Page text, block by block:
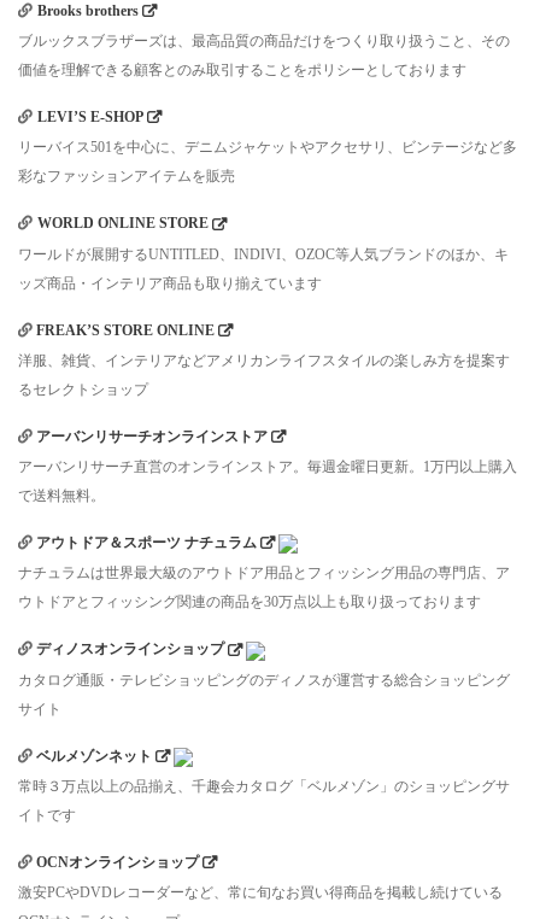
Brooks brothers
ブルックスブラザーズは、最高品質の商品だけをつくり取り扱うこと、その
価値を理解できる顧客とのみ取引することをポリシーとしております
LEVI’S E-SHOP
リーバイス501を中心に、デニムジャケットやアクセサリ、ビンテージなど多
彩なファッションアイテムを販売
WORLD ONLINE STORE
ワールドが展開するUNTITLED、INDIVI、OZOC等人気ブランドのほか、キ
ッズ商品・インテリア商品も取り揃えています
FREAK’S STORE ONLINE
洋服、雑貨、インテリアなどアメリカンライフスタイルの楽しみ方を提案す
るセレクトショップ
アーバンリサーチオンラインストア
アーバンリサーチ直営のオンラインストア。毎週金曜日更新。1万円以上購入
で送料無料。
アウトドア＆スポーツ ナチュラム
ナチュラムは世界最大級のアウトドア用品とフィッシング用品の専門店、ア
ウトドアとフィッシング関連の商品を30万点以上も取り扱っております
ディノスオンラインショップ
カタログ通販・テレビショッピングのディノスが運営する総合ショッピング
サイト
ベルメゾンネット
常時３万点以上の品揃え、千趣会カタログ「ベルメゾン」のショッピングサ
イトです
OCNオンラインショップ
激安PCやDVDレコーダーなど、常に旬なお買い得商品を掲載し続けている